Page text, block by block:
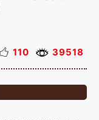
110 39518